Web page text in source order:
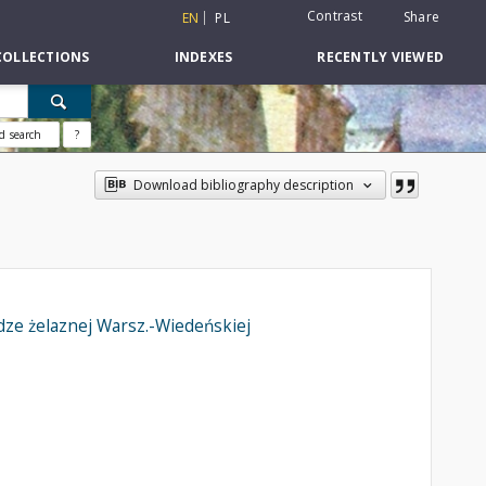
EN PL Contrast Share
INDEXES RECENTLY VIEWED
search ?
Download bibliography description
żelaznej Warsz.-Wiedeńskiej